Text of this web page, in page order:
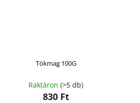
Tökmag 100G
Raktáron (>5 db)
830 Ft